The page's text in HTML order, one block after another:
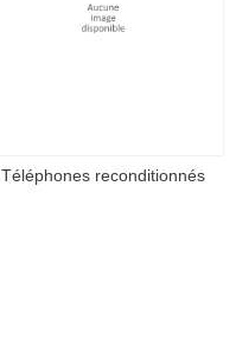
Téléphones reconditionnés